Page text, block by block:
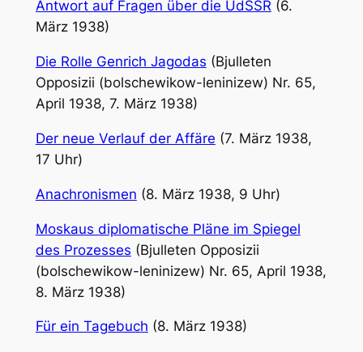
Antwort auf Fragen über die UdSSR(6.
März 1938)
Die Rolle Genrich Jagodas (Bjulleten
Opposizii (bolschewikow-leninizew) Nr. 65,
April 1938, 7. März 1938)
Der neue Verlauf der Affäre (7. März 1938,
17 Uhr)
Anachronismen (8. März 1938, 9 Uhr)
Moskaus diplomatische Pläne im Spiegel
des Prozesses (Bjulleten Opposizii
(bolschewikow-leninizew) Nr. 65, April 1938,
8. März 1938)
Für ein Tagebuch (8. März 1938)